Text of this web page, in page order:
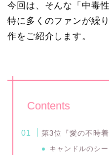
今回は、そんな「中毒
特に多くのファンが繰
作をご紹介します。
Contents
第3位『愛の不時着
キャンドルのシー